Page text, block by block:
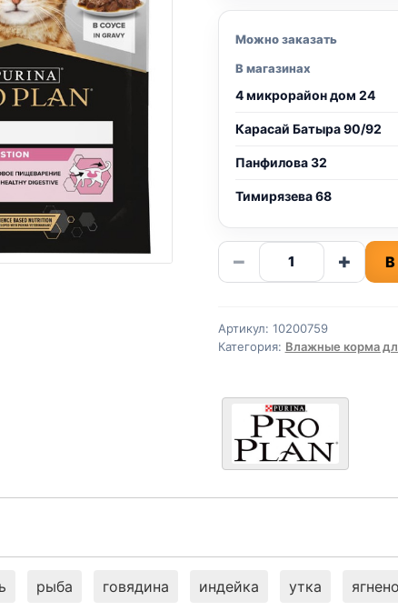
Можно заказать
В магазинах
4 микрорайон дом 24
Карасай Батыра 90/92
Панфилова 32
Тимирязева 68
−
Количество
товара
(ЧУВСТВ
85г
+ В
Артикул: 10200759
Категория: Влажные корма
рыба говядина индейка утка